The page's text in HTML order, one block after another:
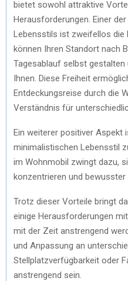
bietet sowohl attraktive
Herausforderungen. Einer
Lebensstils ist zweifellos die
können Ihren Standort nach
Tagesablauf selbst
Ihnen. Diese Freiheit
Entdeckungsreise durch die
Verständnis für
Ein weiterer positiver Aspekt
minimalistischen Lebensstil
im Wohnmobil zwingt dazu,
konzentrieren und bewusster
Trotz dieser Vorteile bringt
einige Herausforderungen
mit der Zeit anstrengend
und Anpassung an
Stellplatzverfügbarkeit oder
anstrengend sein.